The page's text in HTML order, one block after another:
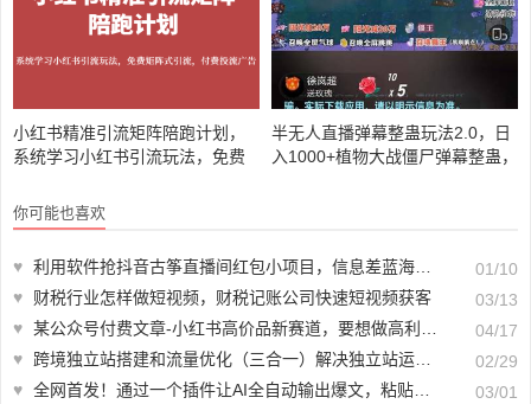
小红书精准引流矩阵陪跑计划，
系统学习小红书引流玩法，免费
半无人直播弹幕整蛊玩法2.0，日
入1000+植物大战僵尸弹幕整蛊，
你可能也喜欢
♥ 利用软件抢抖音古筝直播间红包小项目，信息差蓝海赛道轻松日入100+
01/10
♥
财税行业怎样做短视频，财税记账公司快速短视频获客
03/13
♥ 某公众号付费文章-小红书高价品新赛道，要想做高利润的品，一定要学会找差异化！
04/17
♥
跨境独立站搭建和流量优化（三合一）解决独立站运营问题，不走弯路！
02/29
♥ 全网首发！通过一个插件让AI全自动输出爆文，粘贴复制矩阵操作，月入3W+
03/01